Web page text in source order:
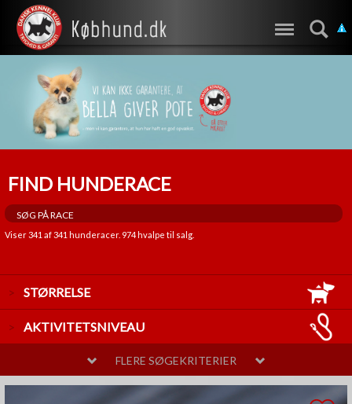
FIND HUNDERACE
Viser341 af341 hunderacer. 974hvalpe til salg.
STØRRELSE
LILLE
AKTIVITETSNIVEAU
MELLEM
TEMPERAMENT
FLERE SØGEKRITERIER